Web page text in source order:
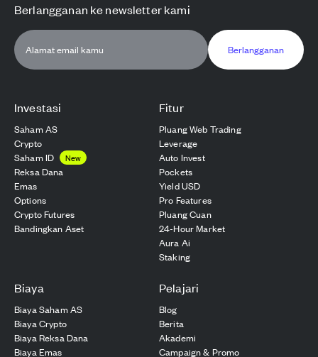
Investasi
Saham AS
Crypto
Saham ID
New
Reksa Dana
Emas
Options
Crypto Futures
Bandingkan Aset
Fitur
Pluang Web Trading
Leverage
Auto Invest
Pockets
Yield USD
Pro Features
Pluang Cuan
24-Hour Market
Aura Ai
Staking
Biaya
Biaya Saham AS
Biaya Crypto
Biaya Reksa Dana
Biaya Emas
Pelajari
Blog
Berita
Akademi
Campaign & Promo
Berlangganan ke newsletter kami
Berlangganan